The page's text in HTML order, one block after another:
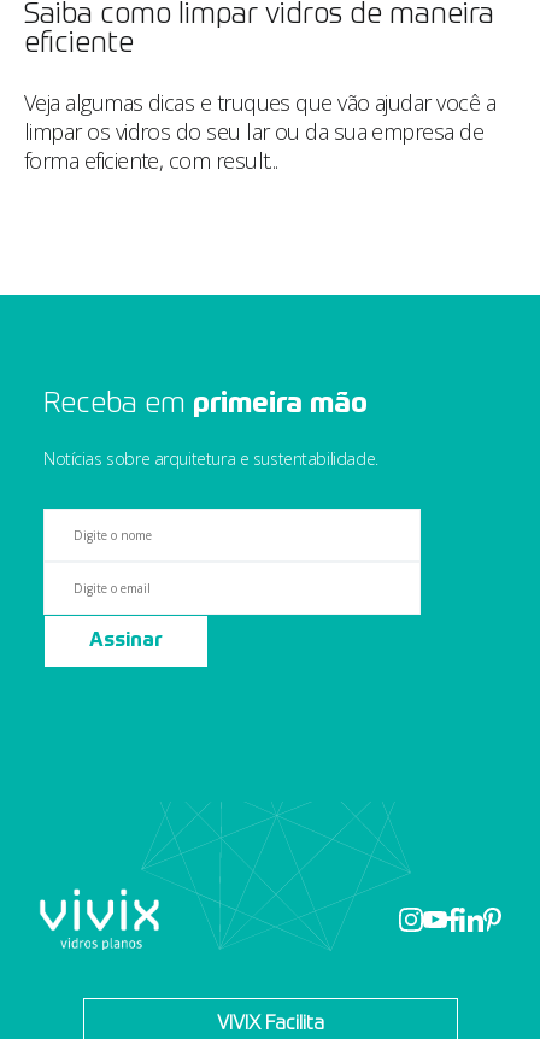
Saiba como limpar vidros de maneira
eficiente
Veja algumas dicas e truques que vão ajudar você a
limpar os vidros do seu lar ou da sua empresa de
forma eficiente, com result...
Receba em primeira mão
Notícias sobre arquitetura e sustentabilidade.
Assinar
VIVIX Facilita